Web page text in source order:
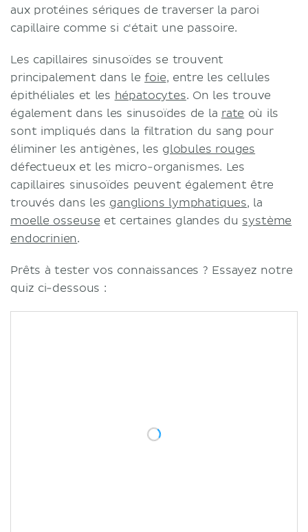
aux protéines sériques de traverser la paroi
capillaire comme si c'était une passoire.
Les capillaires sinusoïdes se trouvent
principalement dans lefoie, entre les cellules
épithéliales et les hépatocytes. On les trouve
également dans les sinusoïdes de la rate où ils
sont impliqués dans la filtration du sang pour
éliminer les antigènes, les globules rouges
défectueux et les micro-organismes. Les
capillaires sinusoïdes peuvent également être
trouvés dans les ganglions lymphatiques, la
moelle osseuse et certaines glandes du système
endocrinien.
Prêts à tester vos connaissances ? Essayez notre
quiz ci-dessous :